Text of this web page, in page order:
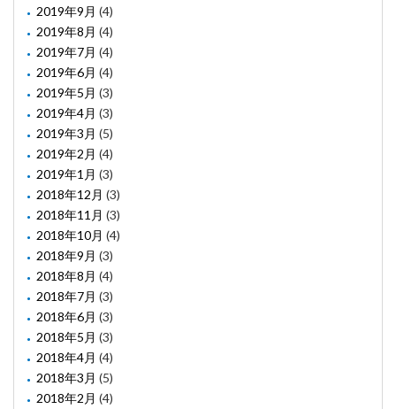
2019年9月 (4)
2019年8月 (4)
2019年7月 (4)
2019年6月 (4)
2019年5月 (3)
2019年4月 (3)
2019年3月 (5)
2019年2月 (4)
2019年1月 (3)
2018年12月 (3)
2018年11月 (3)
2018年10月 (4)
2018年9月 (3)
2018年8月 (4)
2018年7月 (3)
2018年6月 (3)
2018年5月 (3)
2018年4月 (4)
2018年3月 (5)
2018年2月 (4)